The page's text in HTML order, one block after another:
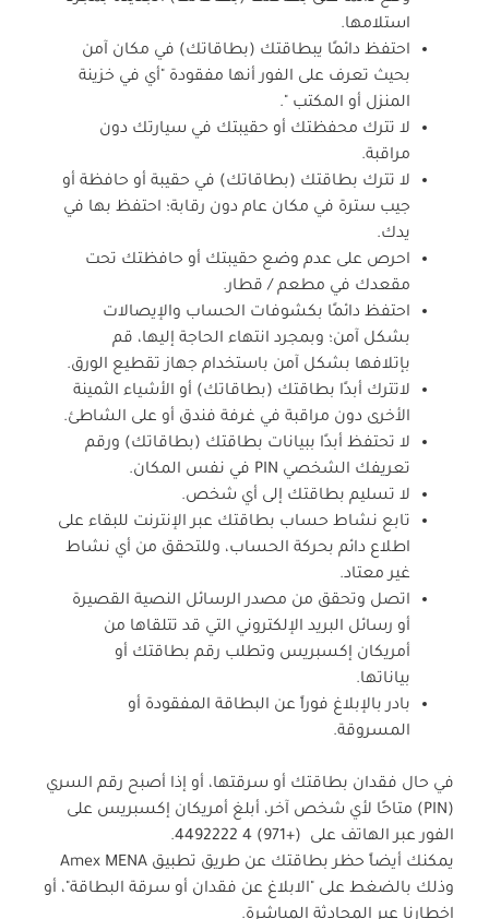
استلامها.
احتفظ دائمًا يبطاقتك (بطاقاتك) في مكان آمن
بحيث تعرف على الفور أنها مفقودة "أي في خزينة
المنزل أو المكتب ".
لا تترك محفظتك أو حقيبتك في سيارتك دون
مراقبة.
لا تترك بطاقتك (بطاقاتك) في حقيبة أو حافظة أو
جيب سترة في مكان عام دون رقابة؛ احتفظ بها في
يدك.
احرص على عدم وضع حقيبتك أو حافظتك تحت
مقعدك في مطعم / قطار.
احتفظ دائمًا بكشوفات الحساب والإيصالات
بشكل آمن؛ وبمجرد انتهاء الحاجة إليها، قم
بإتلافها بشكل آمن باستخدام جهاز تقطيع الورق.
لاتترك أبدًا بطاقتك (بطاقاتك) أو الأشياء الثمينة
الأخرى دون مراقبة في غرفة فندق أو على الشاطئ.
لا تحتفظ أبدًا ببيانات بطاقتك (بطاقاتك) ورقم
تعريفك الشخصي PIN في نفس المكان.
لا تسليم بطاقتك إلى أي شخص.
تابع نشاط حساب بطاقتك عبر الإنترنت للبقاء على
اطلاع دائم بحركة الحساب، وللتحقق من أي نشاط
غير معتاد.
اتصل وتحقق من مصدر الرسائل النصية القصيرة
أو رسائل البريد الإلكتروني التي قد تتلقاها من
أمريكان إكسبريس وتطلب رقم بطاقتك أو
بياناتها.
بادر بالإبلاغ فوراً عن البطاقة المفقودة أو
المسروقة.
في حال فقدان بطاقتك أو سرقتها، أو إذا أصبح رقم السري
(PIN) متاحًا لأي شخص آخر، أبلغ أمريكان إكسبريس على
الفور عبر الهاتف على (+971) 4 4492222.
يمكنك أيضاً حظر بطاقتك عن طريق تطبيق Amex MENA
وذلك بالضغط على "الابلاغ عن فقدان أو سرقة البطاقة"، أو
اخطارنا عبر المحادثة المباشرة.